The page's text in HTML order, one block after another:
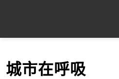
p
城市在呼吸